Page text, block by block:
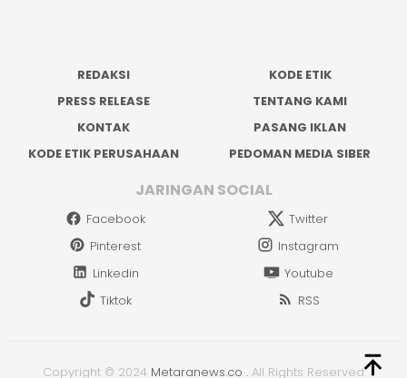
REDAKSI
KODE ETIK
PRESS RELEASE
TENTANG KAMI
KONTAK
PASANG IKLAN
KODE ETIK PERUSAHAAN
PEDOMAN MEDIA SIBER
JARINGAN SOCIAL
Facebook
Twitter
Pinterest
Instagram
Linkedin
Youtube
Tiktok
RSS
Copyright © 2024 Metaranews.co . All Rights Reserved